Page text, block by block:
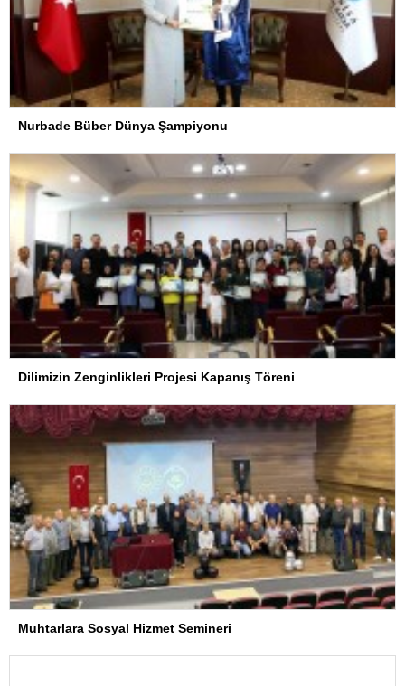
Nurbade Büber Dünya Şampiyonu
Dilimizin Zenginlikleri Projesi Kapanış Töreni
Muhtarlara Sosyal Hizmet Semineri